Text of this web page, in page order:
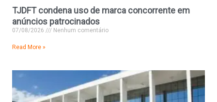
TJDFT condena uso de marca concorrente em
anúncios patrocinados
07/08/2026 Nenhum comentário
Read More »